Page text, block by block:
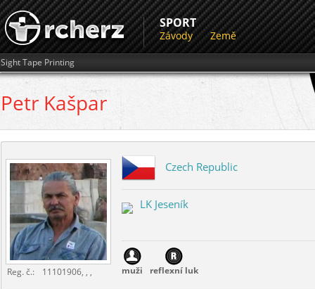
SPORT
Závody Země
Sight Tape Printing
Petr Kašpar
Reg. č.: 11101906, , ,
Czech Republic
LK Jeseník
muži reflexní luk